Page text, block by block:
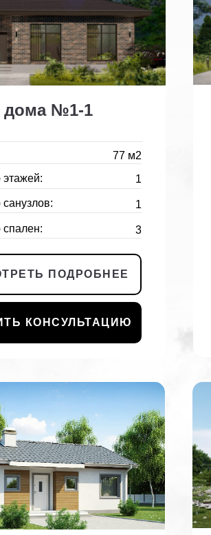
дома №1-1
77 м2
этажей: 1
санузлов: 1
спален: 3
ПОДРОБНЕЕ
КОНСУЛЬТАЦИЮ